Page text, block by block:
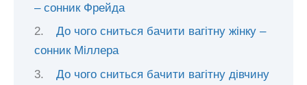
– сонник Фрейда
До чого сниться бачити вагітну жінку –
сонник Міллера
До чого сниться бачити вагітну дівчину